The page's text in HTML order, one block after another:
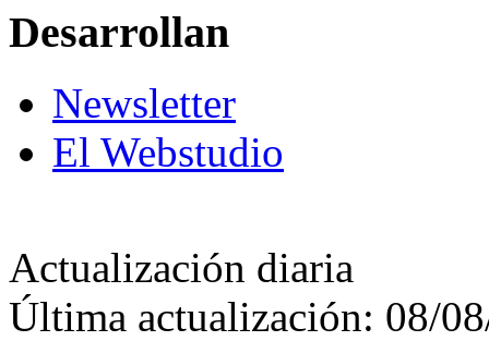
Desarrollan
Newsletter
El Webstudio
Actualización diaria
Última actualización: 08/